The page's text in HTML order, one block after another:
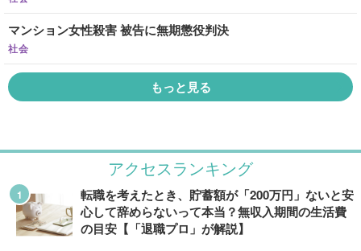
マンション女性殺害 被告に無期懲役判決
社会
もっと見る
アクセスランキング
転職を考えたとき、貯蓄額が「200万円」ないと安
心して辞めらないって本当？無収入期間の生活費
の目安【「退職プロ」が解説】